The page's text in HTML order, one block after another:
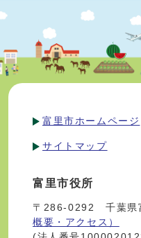
富里市ホームページ
サイトマップ
富里市役所
〒286-0292 千葉県
概要・アクセス）